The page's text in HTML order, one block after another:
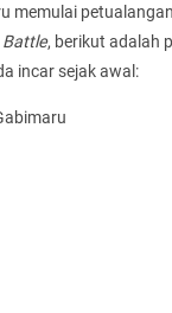
memulai
Battle, berikut adalah
incar sejak awal: